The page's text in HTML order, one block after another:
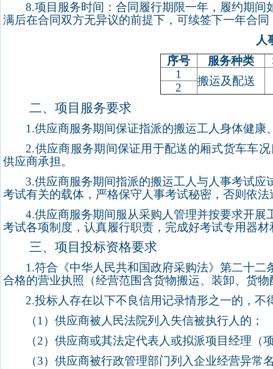
8.项目服务时间：合同履行期限一年，履约期间
满后在合同双方无异议的前提下， 可续签下一年合
人
序号
服务种类
1
搬运及配送
2
二、项目服务要求
1.供应商服务期间保证指派的搬运工人身体健
2.供应商服务期间保证用于配送的厢式货车车
供应商承担。
3.供应商服务期间指派的搬运工人与人事考试应
考试有关的载体，严格保守人事考试秘密，否则依
4.供应商服务期间 服从采购人管理并按要求开展
考试各项制度，认真履行职责，完成好考试专用器
三、项目投标资格要求
1.符合《中华人民共和国政府采购法》第二十
合格的营业执照（经营范围含货物搬运、装卸、货
2.投标人存在以下不良信用记录情形之一的，
（1 ）供应商被人民法院列入失信被执行人的；
（2）供应商或其法定代表人或拟派项目经理（
（3）供应商被行政管理部门列入企业经营异常